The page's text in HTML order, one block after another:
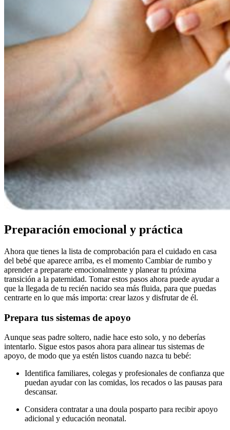
Preparación emocional y práctica
Ahora que tienes la lista de comprobación para el cuidado en casa
del bebé que aparece arriba, es el momento Cambiar de rumbo y
aprender a prepararte emocionalmente y planear tu próxima
transición a la paternidad. Tomar estos pasos ahora puede ayudar a
que la llegada de tu recién nacido sea más fluida, para que puedas
centrarte en lo que más importa: crear lazos y disfrutar de él.
Prepara tus sistemas de apoyo
Aunque seas padre soltero, nadie hace esto solo, y no deberías
intentarlo. Sigue estos pasos ahora para alinear tus sistemas de
apoyo, de modo que ya estén listos cuando nazca tu bebé:
Identifica familiares, colegas y profesionales de confianza que
puedan ayudar con las comidas, los recados o las pausas para
descansar.
Considera contratar a una doula posparto para recibir apoyo
adicional y educación neonatal.